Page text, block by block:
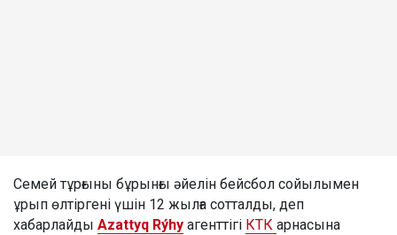
Семей тұрғыны бұрынғы әйелін бейсбол сойылымен
ұрып өлтіргені үшін 12 жылға сотталды, деп
хабарлайды Azattyq Rýhy агенттігі КТК арнасына